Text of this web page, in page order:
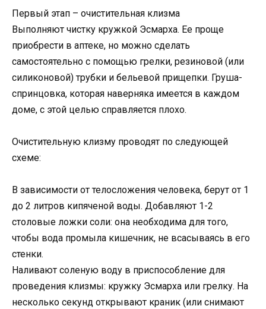
Первый этап – очистительная клизма
Выполняют чистку кружкой Эсмарха. Ее проще
приобрести в аптеке, но можно сделать
самостоятельно с помощью грелки, резиновой (или
силиконовой) трубки и бельевой прищепки. Груша-
спринцовка, которая наверняка имеется в каждом
доме, с этой целью справляется плохо.
Очистительную клизму проводят по следующей
схеме:
В зависимости от телосложения человека, берут от 1
до 2 литров кипяченой воды. Добавляют 1-2
столовые ложки соли: она необходима для того,
чтобы вода промыла кишечник, не всасываясь в его
стенки.
Наливают соленую воду в приспособление для
проведения клизмы: кружку Эсмарха или грелку. На
несколько секунд открывают краник (или снимают